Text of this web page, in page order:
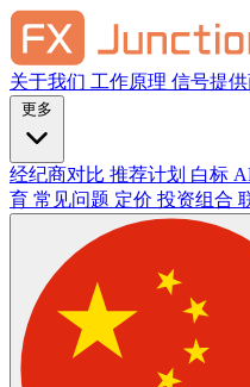
关于我们 工作原理 信号提
经纪商对比 推荐计划 白标
育 常见问题 定价 投资组合